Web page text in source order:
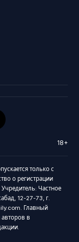
18+
только с
о регистрации
Частное
12-27-73, г.
Главный
в